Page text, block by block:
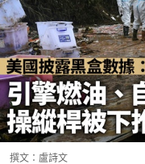
撰文： 盧詩文